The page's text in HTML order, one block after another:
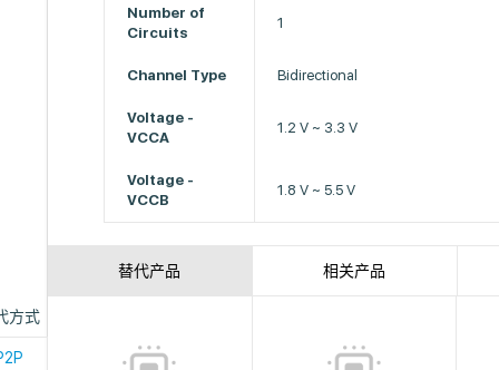
Number of
Circuits
1
Channel Type Bidirectional
Voltage -
VCCA
1.2 V ~ 3.3 V
Voltage -
VCCB
1.8 V ~ 5.5 V
替代产品 相关产品
方式